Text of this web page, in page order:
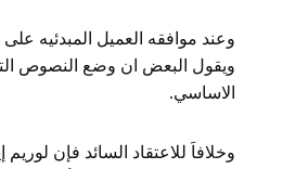
وعند موافقه العميل المبدئيه
ويقول البعض ان وضع النصوص
الاساسي.
وخلافاَ للاعتقاد السائد فإن